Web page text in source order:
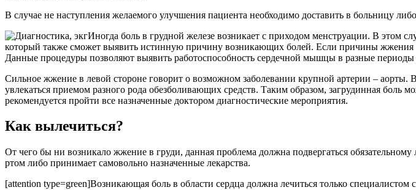
В случае не наступления желаемого улучшения пациента необходимо доставить в больницу
Иногда боль в грудной железе возникает с приходом менструации. В этом
который также сможет выявить истинную причину возникающих болей. Если причины
Данные процедуры позволяют выявить работоспособность сердечной мышцы в разные периоды
Сильное жжение в левой стороне говорит о возможном заболевании крупной артерии – аорты.
увлекаться приемом разного рода обезболивающих средств. Таким образом, загрудинная
рекомендуется пройти все назначенные доктором диагностические мероприятия.
Как вылечиться?
От чего бы ни возникало жжение в груди, данная проблема должна подвергаться
ртом либо принимает самовольно назначенные лекарства.
[attention type=green]Возникающая боль в области сердца должна лечиться только специалистом